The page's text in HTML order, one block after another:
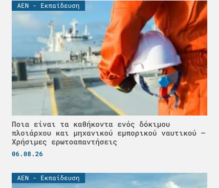
ΑΕΝ - Εκπαίδευση
Ποια είναι τα καθήκοντα ενός δόκιμου
πλοιάρχου και μηχανικού εμπορικού ναυτικού –
Χρήσιμες ερωτοαπαντήσεις
06.08.26
ΑΕΝ - Εκπαίδευση